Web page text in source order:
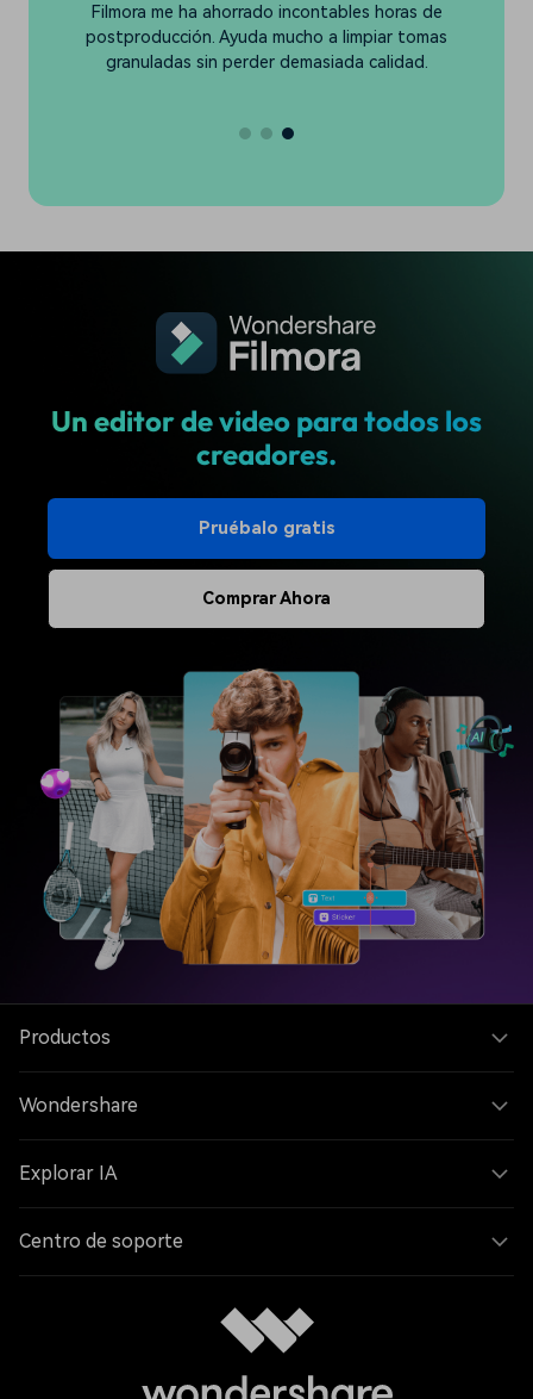
Filmora me ha ahorrado incontables horas de
postproducción. Ayuda mucho a limpiar tomas
granuladas sin perder demasiada calidad.
Un editor de video para todos los
creadores.
Pruébalo gratis
Comprar Ahora
Productos
Wondershare
Explorar IA
Centro de soporte